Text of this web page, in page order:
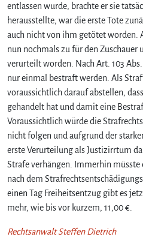
entlassen wurde, brachte er sie
herausstellte, war die erste Tote
auch nicht von ihm getötet worden.
nun nochmals zu für den Zuschauer
verurteilt worden. Nach Art. 103
nur einmal bestraft werden. Als
voraussichtlich darauf abstellen,
gehandelt hat und damit eine
Voraussichtlich würde die
nicht folgen und aufgrund der
erste Verurteilung als Justizirrtum
Strafe verhängen. Immerhin müsste
nach dem
einen Tag Freiheitsentzug gibt es
mehr, wie bis vor kurzem, 11,00 €.
Rechtsanwalt Steffen Dietrich